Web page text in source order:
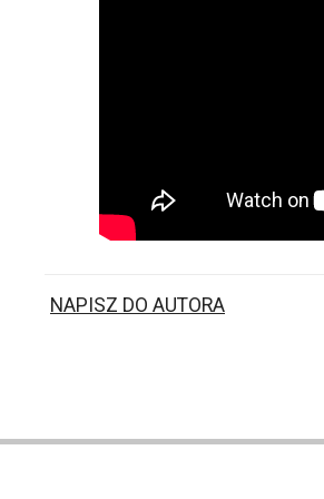
NAPISZ DO AUTORA